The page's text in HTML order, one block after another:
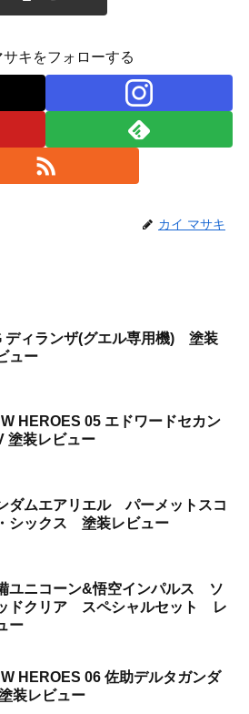
サキをフォローする
カイ マサキ
ディランザ(グエル専用機) 塗装
ュー
HEROES 05 エドワードセカン
塗装レビュー
ダムエアリエル パーメットスコ
シックス 塗装レビュー
ユニコーン&悟空インパルス ソ
ドクリア スペシャルセット レ
ー
HEROES 06 佐助デルタガンダ
装レビュー